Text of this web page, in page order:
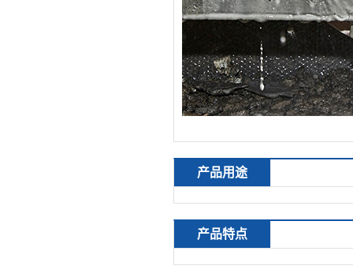
产品用途
产品特点